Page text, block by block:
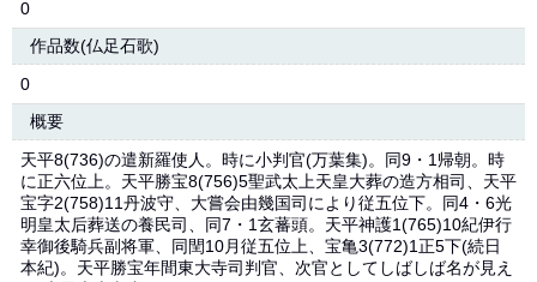
0
作品数(仏足石歌)
0
概要
天平8(736)の遣新羅使人。時に小判官(万葉集)。同9・1帰朝。時
に正六位上。天平勝宝8(756)5聖武太上天皇大葬の造方相司、天平
宝字2(758)11丹波守、大嘗会由幾国司により従五位下。同4・6光
明皇太后葬送の養民司、同7・1玄蕃頭。天平神護1(765)10紀伊行
幸御後騎兵副将軍、同閏10月従五位上、宝亀3(772)1正5下(続日
本紀)。天平勝宝年間東大寺司判官、次官としてしばしば名が見え